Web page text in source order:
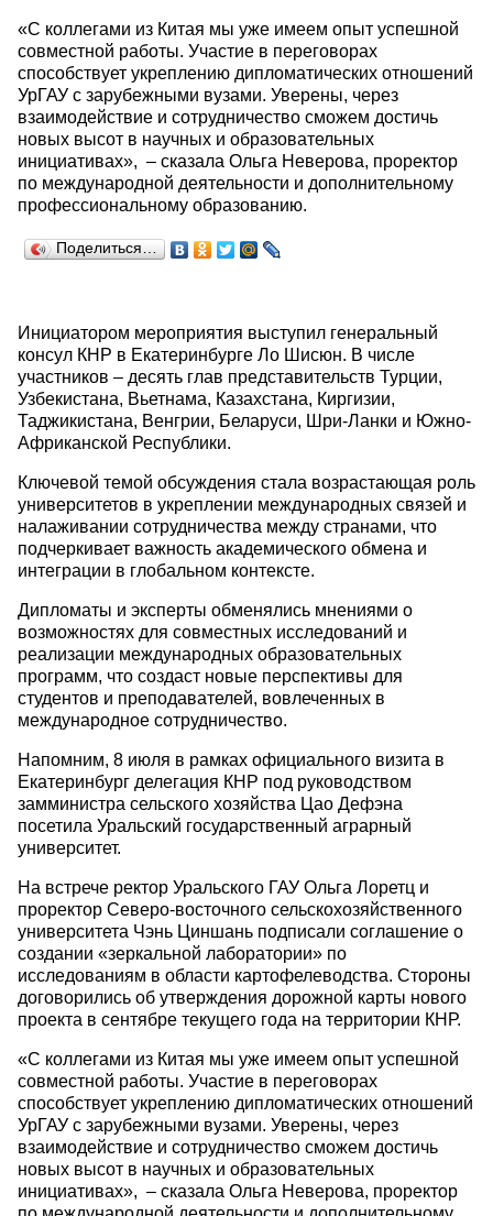
«С коллегами из Китая мы уже имеем опыт успешной
совместной работы. Участие в переговорах
способствует укреплению дипломатических отношений
УрГАУ с зарубежными вузами. Уверены, через
взаимодействие и сотрудничество сможем достичь
новых высот в научных и образовательных
инициативах», – сказала Ольга Неверова, проректор
по международной деятельности и дополнительному
профессиональному образованию.
Поделиться…
Инициатором мероприятия выступил генеральный
консул КНР в Екатеринбурге Ло Шисюн. В числе
участников – десять глав представительств Турции,
Узбекистана, Вьетнама, Казахстана, Киргизии,
Таджикистана, Венгрии, Беларуси, Шри-Ланки и Южно-
Африканской Республики.
Ключевой темой обсуждения стала возрастающая роль
университетов в укреплении международных связей и
налаживании сотрудничества между странами, что
подчеркивает важность академического обмена и
интеграции в глобальном контексте.
Дипломаты и эксперты обменялись мнениями о
возможностях для совместных исследований и
реализации международных образовательных
программ, что создаст новые перспективы для
студентов и преподавателей, вовлеченных в
международное сотрудничество.
Напомним, 8 июля в рамках официального визита в
Екатеринбург делегация КНР под руководством
замминистра сельского хозяйства Цао Дефэна
посетила Уральский государственный аграрный
университет.
На встрече ректор Уральского ГАУ Ольга Лоретц и
проректор Северо-восточного сельскохозяйственного
университета Чэнь Циншань подписали соглашение о
создании «зеркальной лаборатории» по
исследованиям в области картофелеводства. Стороны
договорились об утверждения дорожной карты нового
проекта в сентябре текущего года на территории КНР.
«С коллегами из Китая мы уже имеем опыт успешной
совместной работы. Участие в переговорах
способствует укреплению дипломатических отношений
УрГАУ с зарубежными вузами. Уверены, через
взаимодействие и сотрудничество сможем достичь
новых высот в научных и образовательных
инициативах», – сказала Ольга Неверова, проректор